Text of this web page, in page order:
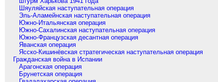
Шяуляйская наступательная операция
Эль-Аламейнская наступательная операция
Южно-Итальянская операция
Южно-Сахалинская наступательная операция
Южно-Французская десантная операция
Яванская операция
Ясско-Кишинёвская стратегическая наступательная операция
Гражданская война в Испании
Арагонская операция
Брунетская операция